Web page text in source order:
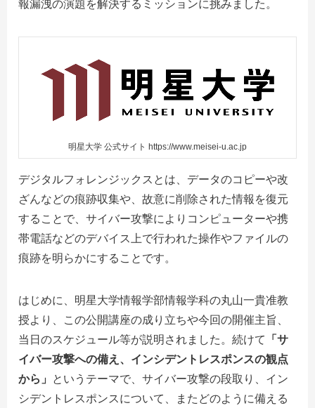
報漏洩の演題を解決するミッションに挑みました。
明星大学 公式サイト https://www.meisei-u.ac.jp
デジタルフォレンジックスとは、データのコピーや改
ざんなどの痕跡収集や、故意に削除された情報を復元
することで、サイバー攻撃によりコンピューターや携
帯電話などのデバイス上で行われた操作やファイルの
痕跡を明らかにすることです。
はじめに、明星大学情報学部情報学科の丸山一貴准教
授より、この公開講座の成り立ちや今回の開催主旨、
当日のスケジュール等が説明されました。続けて
「サ
イバー攻撃への備え、インシデントレスポンスの観点
から」
というテーマで、サイバー攻撃の段取り、イン
シデントレスポンスについて、またどのように備える